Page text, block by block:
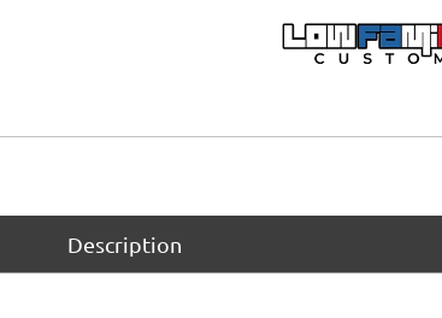
Description